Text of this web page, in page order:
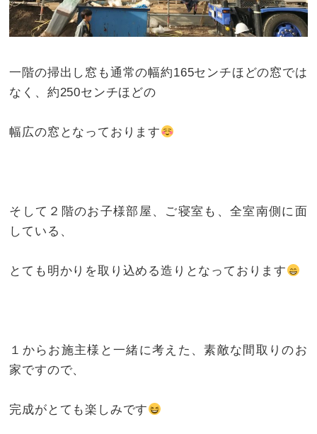
一階の掃出し窓も通常の幅約165センチほどの窓では
なく、約250センチほどの
幅広の窓となっております
そして２階のお子様部屋、ご寝室も、全室南側に面
している、
とても明かりを取り込める造りとなっております
１からお施主様と一緒に考えた、素敵な間取りのお
家ですので、
完成がとても楽しみです